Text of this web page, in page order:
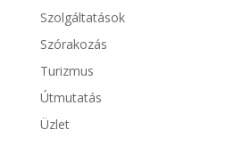
Szolgáltatások
Szórakozás
Turizmus
Útmutatás
Üzlet